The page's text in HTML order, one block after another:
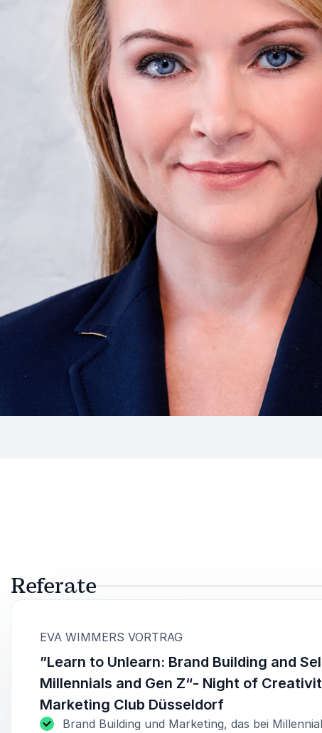
Referate
EVA WIMMERS VORTRAG
”Learn to Unlearn: Brand Building and
Millennials and Gen Z“- Night of
Marketing Club Düsseldorf
Brand Building und Marketing, das bei